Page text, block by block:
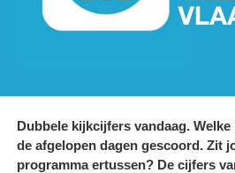
Dubbele kijkcijfers vandaag.
de afgelopen dagen gescoord. Zit
programma ertussen? De cijfers